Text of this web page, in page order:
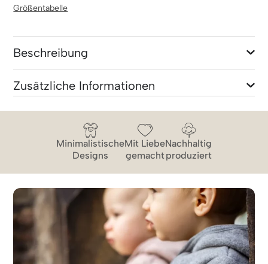
Größentabelle
Beschreibung
Zusätzliche Informationen
Minimalistische
Designs
Mit Liebe
gemacht
Nachhaltig
produziert